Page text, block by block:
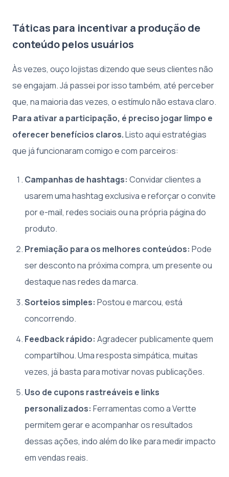
Táticas para incentivar a produção de
conteúdo pelos usuários
Às vezes, ouço lojistas dizendo que seus clientes não
se engajam. Já passei por isso também, até perceber
que, na maioria das vezes, o estímulo não estava claro.
Para ativar a participação, é preciso jogar limpo e
oferecer benefícios claros.Listo aqui estratégias
que já funcionaram comigo e com parceiros:
Campanhas de hashtags: Convidar clientes a
usarem uma hashtag exclusiva e reforçar o convite
por e-mail, redes sociais ou na própria página do
produto.
Premiação para os melhores conteúdos: Pode
ser desconto na próxima compra, um presente ou
destaque nas redes da marca.
Sorteios simples: Postou e marcou, está
concorrendo.
Feedback rápido: Agradecer publicamente quem
compartilhou. Uma resposta simpática, muitas
vezes, já basta para motivar novas publicações.
Uso de cupons rastreáveis e links
personalizados: Ferramentas como a Vertte
permitem gerar e acompanhar os resultados
dessas ações, indo além do like para medir impacto
em vendas reais.